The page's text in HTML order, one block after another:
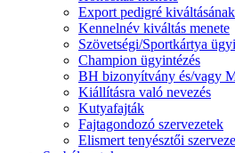
Export pedigré
Kennelnév kiváltás menete
Szövetségi/Sportkártya
Champion ügyintézés
BH bizonyítvány és/vagy
Kiállításra való nevezés
Kutyafajták
Fajtagondozó szervezetek
Elismert tenyésztői